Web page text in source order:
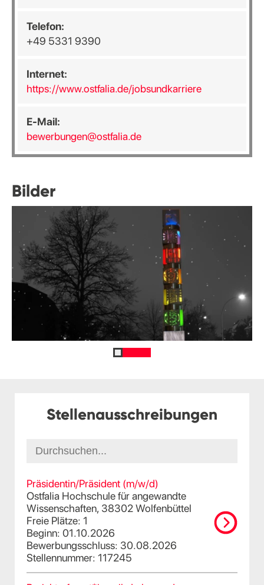
Telefon:
+49 5331 9390
Internet:
https://www.ostfalia.de/jobsundkarriere
E-Mail:
bewerbungen@ostfalia.de
Bilder
Stellenausschreibungen
Präsidentin/Präsident (m/w/d)
Ostfalia Hochschule für angewandte
Wissenschaften, 38302 Wolfenbüttel
Freie Plätze: 1
Beginn: 01.10.2026
Bewerbungsschluss: 30.08.2026
Stellennummer: 117245